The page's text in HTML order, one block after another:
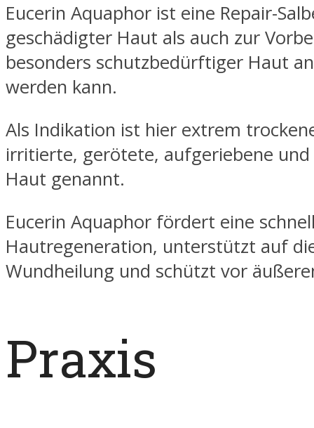
Eucerin Aquaphor ist eine Repair-
geschädigter Haut als auch zur
besonders schutzbedürftiger Haut
werden kann.
Als Indikation ist hier extrem
irritierte, gerötete, aufgeriebene
Haut genannt.
Eucerin Aquaphor fördert eine
Hautregeneration, unterstützt auf
Wundheilung und schützt vor
Praxis